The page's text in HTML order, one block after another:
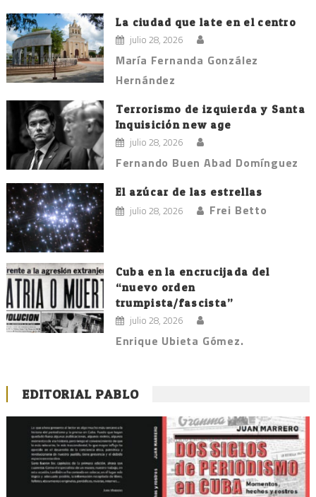
entradas
La ciudad que late en el centro
julio 28, 2026
María Fernanda González
Hernández
Terrorismo de izquierda y Santa
Inquisición new age
julio 28, 2026
Fernando Buen Abad Domínguez
El azúcar de las estrellas
julio 28, 2026 Frei Betto
Cuba en la encrucijada del
“nuevo orden
trumpista/fascista”
julio 28, 2026
Enrique Ubieta Gómez.
EDITORIAL PABLO